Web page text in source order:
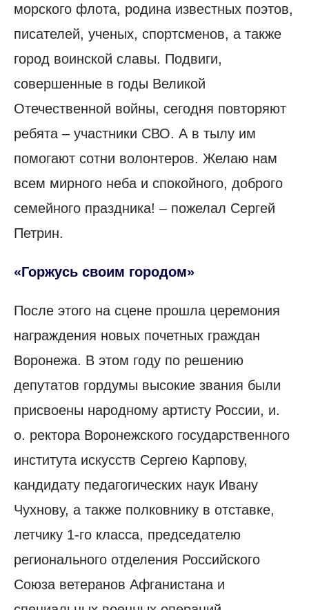
морского флота, родина известных поэтов,
писателей, ученых, спортсменов, а также
город воинской славы. Подвиги,
совершенные в годы Великой
Отечественной войны, сегодня повторяют
ребята – участники СВО. А в тылу им
помогают сотни волонтеров. Желаю нам
всем мирного неба и спокойного, доброго
семейного праздника! – пожелал Сергей
Петрин.
«Горжусь своим городом»
После этого на сцене прошла церемония
награждения новых почетных граждан
Воронежа. В этом году по решению
депутатов гордумы высокие звания были
присвоены народному артисту России, и.
о. ректора Воронежского государственного
института искусств Сергею Карпову,
кандидату педагогических наук Ивану
Чухнову, а также полковнику в отставке,
летчику 1-го класса, председателю
регионального отделения Российского
Союза ветеранов Афганистана и